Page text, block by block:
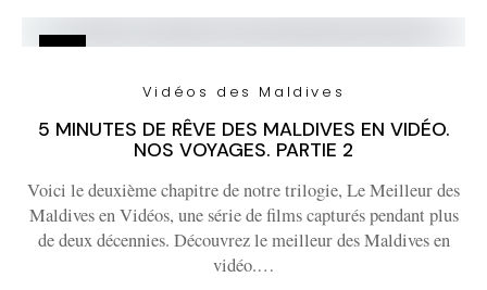
Vidéos des Maldives
5 MINUTES DE RÊVE DES MALDIVES EN VIDÉO.
NOS VOYAGES. PARTIE 2
Voici le deuxième chapitre de notre trilogie, Le Meilleur des
Maldives en Vidéos, une série de films capturés pendant plus
de deux décennies. Découvrez le meilleur des Maldives en
vidéo.…